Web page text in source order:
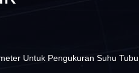
Untuk Pengukuran Suhu